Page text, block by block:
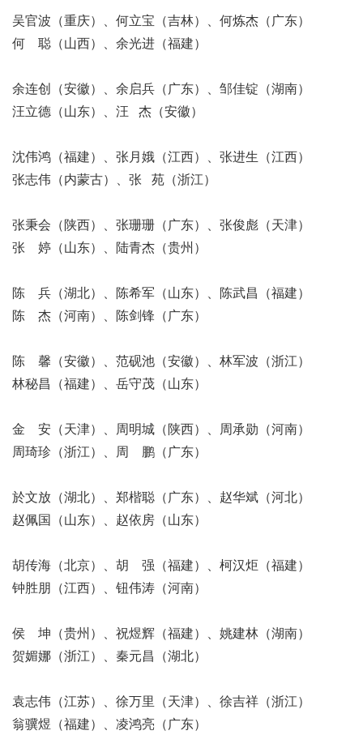
吴官波（重庆）、何立宝（吉林）、何炼杰（广东）
何 聪（山西）、余光进（福建）
余连创（安徽）、余启兵（广东）、邹佳锭（湖南）
汪立德（山东）、汪 杰（安徽）
沈伟鸿（福建）、张月娥（江西）、张进生（江西）
张志伟（内蒙古）、张 苑（浙江）
张秉会（陕西）、张珊珊（广东）、张俊彪（天津）
张 婷（山东）、陆青杰（贵州）
陈 兵（湖北）、陈希军（山东）、陈武昌（福建）
陈 杰（河南）、陈剑锋（广东）
陈 馨（安徽）、范砚池（安徽）、林军波（浙江）
林秘昌（福建）、岳守茂（山东）
金 安（天津）、周明城（陕西）、周承勋（河南）
周琦珍（浙江）、周 鹏（广东）
於文放（湖北）、郑楷聪（广东）、赵华斌（河北）
赵佩国（山东）、赵依房（山东）
胡传海（北京）、胡 强（福建）、柯汉炬（福建）
钟胜朋（江西）、钮伟涛（河南）
侯 坤（贵州）、祝煜辉（福建）、姚建林（湖南）
贺媚娜（浙江）、秦元昌（湖北）
袁志伟（江苏）、徐万里（天津）、徐吉祥（浙江）
翁骥煜（福建）、凌鸿亮（广东）